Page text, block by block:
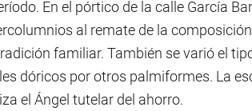
En el pórtico de la calle García
al remate de la
familiar. También se varió el
dóricos por otros palmiformes. La
el Ángel tutelar del ahorro.